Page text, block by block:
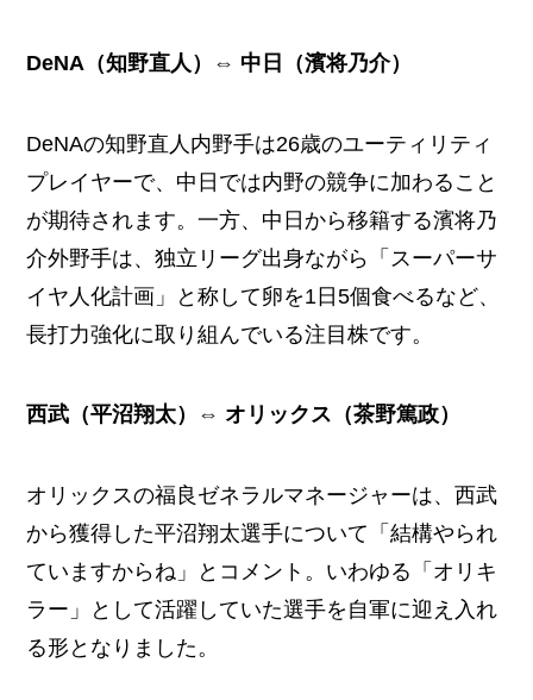
DeNA（知野直人）⇔ 中日（濱将乃介）
DeNAの知野直人内野手は26歳のユーティリティ
プレイヤーで、中日では内野の競争に加わること
が期待されます。一方、中日から移籍する濱将乃
介外野手は、独立リーグ出身ながら「スーパーサ
イヤ人化計画」と称して卵を1日5個食べるなど、
長打力強化に取り組んでいる注目株です。
西武（平沼翔太）⇔ オリックス（茶野篤政）
オリックスの福良ゼネラルマネージャーは、西武
から獲得した平沼翔太選手について「結構やられ
ていますからね」とコメント。いわゆる「オリキ
ラー」として活躍していた選手を自軍に迎え入れ
る形となりました。